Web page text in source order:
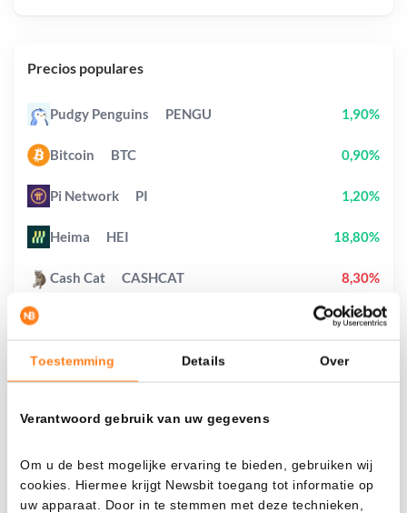
Toestemming Details Over
Verantwoord gebruik van uw gegevens
Om u de best mogelijke ervaring te bieden, gebruiken wij
cookies. Hiermee krijgt Newsbit toegang tot informatie op
uw apparaat. Door in te stemmen met deze technieken,
Mira cuánto valor tendrías hoy si hubieras
criptomonedas.
Había invertido En
Precios populares
Pudgy Penguins PENGU 1,90%
Bitcoin BTC 0,90%
Pi Network PI 1,20%
Heima HEI 18,80%
Cash Cat CASHCAT 8,30%